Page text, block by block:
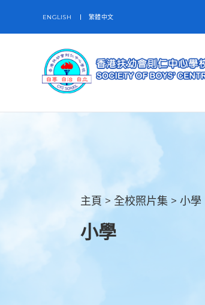
ENGLISH 繁體中文
主頁 > 全校照片集 >小學
小學